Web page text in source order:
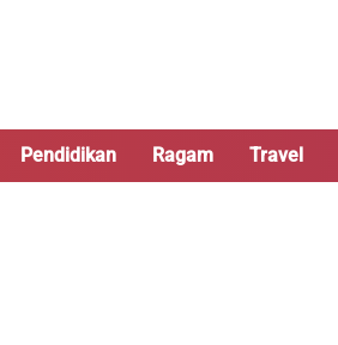
Pendidikan Ragam Travel